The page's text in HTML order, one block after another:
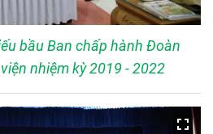
bầu Ban chấp hành Đoàn
nhiệm kỳ 2019 - 2022